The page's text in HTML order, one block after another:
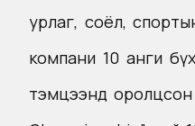
урлаг, соёл,
компани 10 анги
тэмцээнд оролцсон